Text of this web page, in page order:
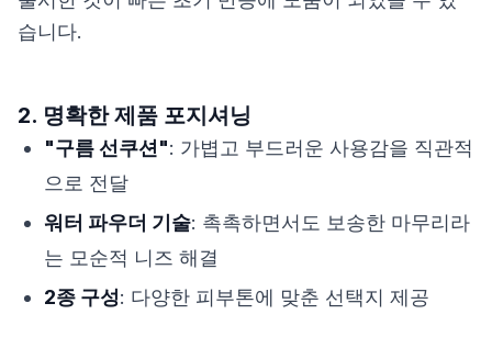
습니다.
2. 명확한 제품 포지셔닝
"구름 선쿠션": 가볍고 부드러운 사용감을 직관적
으로 전달
워터 파우더 기술: 촉촉하면서도 보송한 마무리라
는 모순적 니즈 해결
2종 구성: 다양한 피부톤에 맞춘 선택지 제공